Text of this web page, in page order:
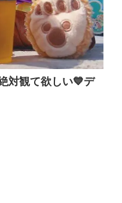
対観て欲しい💙デ